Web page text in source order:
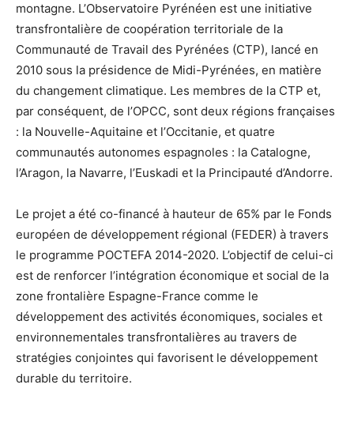
montagne. L’Observatoire Pyrénéen est une initiative
transfrontalière de coopération territoriale de la
Communauté de Travail des Pyrénées (CTP), lancé en
2010 sous la présidence de Midi-Pyrénées, en matière
du changement climatique. Les membres de la CTP et,
par conséquent, de l’OPCC, sont deux régions françaises
: la Nouvelle-Aquitaine et l’Occitanie, et quatre
communautés autonomes espagnoles : la Catalogne,
l’Aragon, la Navarre, l’Euskadi et la Principauté d’Andorre.
Le projet a été co-financé à hauteur de 65% par le Fonds
européen de développement régional (FEDER) à travers
le programme POCTEFA 2014-2020. L’objectif de celui-ci
est de renforcer l’intégration économique et social de la
zone frontalière Espagne-France comme le
développement des activités économiques, sociales et
environnementales transfrontalières au travers de
stratégies conjointes qui favorisent le développement
durable du territoire.